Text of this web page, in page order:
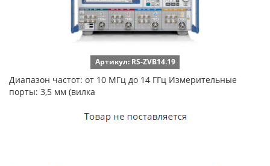
Артикул: RS-ZVB14.19
Диапазон частот: от 10 МГц до 14 ГГц Измерительные
порты: 3,5 мм (вилка